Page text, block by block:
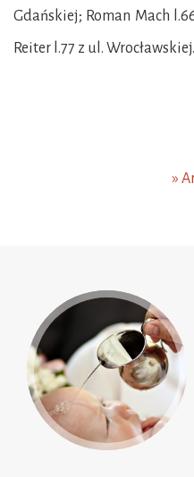
Gdańskiej; Roman Mach
Reiter l.77 z ul.
»